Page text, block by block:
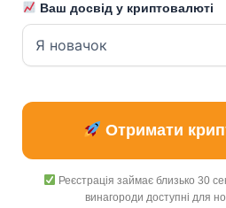
Ваш досвід у криптовалюті
Отримати
Реєстрація займає близько 30
винагороди доступні для